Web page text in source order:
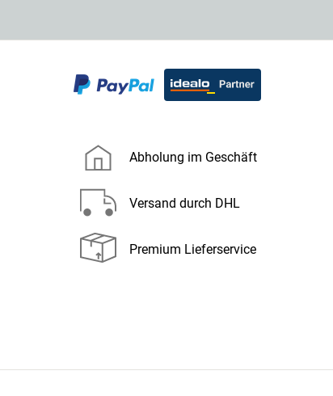
Abholung im Geschäft
Versand durch DHL
Premium Lieferservice